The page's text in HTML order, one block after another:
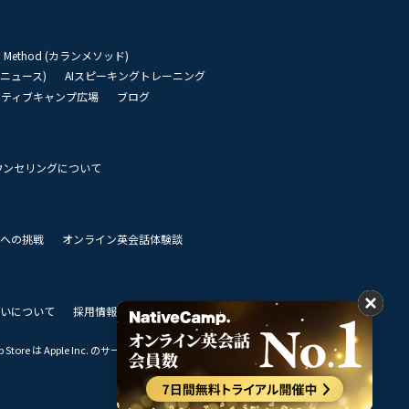
Method (カランメソッド)
ュース)
AIスピーキングトレーニング
ィブキャンプ広場
ブログ
ンセリングについて
の挑戦
オンライン英会話体験談
について 採用情報 私達のビジョン
は Apple Inc. のサービスマークです。